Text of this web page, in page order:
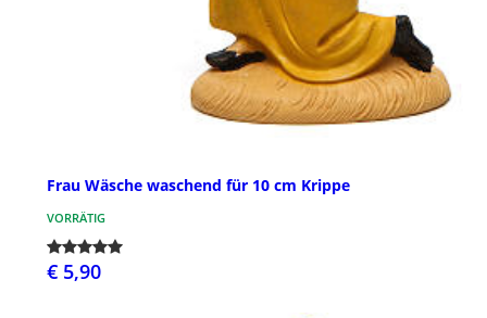
Frau Wäsche waschend für 10 cm Krippe
VORRÄTIG
€ 5,90